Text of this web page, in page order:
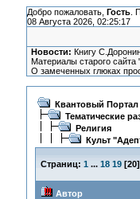
Добро пожаловать, Гость.
08 Августа 2026, 02:25:17
Новости: Книгу
Материалы старого
О замеченных глюках
Квантовый Портал
Тематические
Религия
Культ
Страниц: 1 ... 18 19[20]
Автор